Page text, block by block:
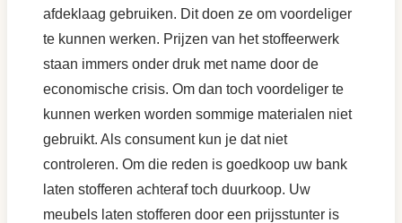
afdeklaag gebruiken. Dit doen ze om voordeliger
te kunnen werken. Prijzen van het stoffeerwerk
staan immers onder druk met name door de
economische crisis. Om dan toch voordeliger te
kunnen werken worden sommige materialen niet
gebruikt. Als consument kun je dat niet
controleren. Om die reden is goedkoop uw bank
laten stofferen achteraf toch duurkoop. Uw
meubels laten stofferen door een prijsstunter is